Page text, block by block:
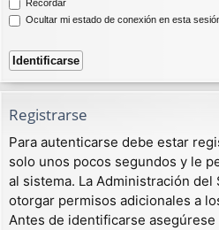
Recordar
Ocultar mi estado de conexión en esta
Registrarse
Para autenticarse debe estar
solo unos pocos segundos y le
al sistema. La Administración del
otorgar permisos adicionales a
Antes de identificarse